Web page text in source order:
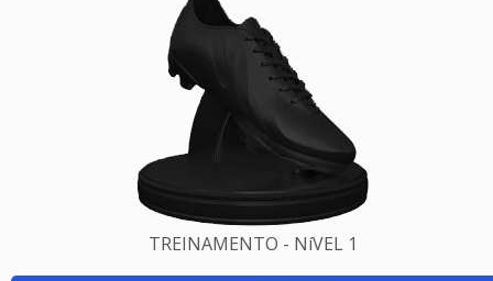
TREINAMENTO - NíVEL 1